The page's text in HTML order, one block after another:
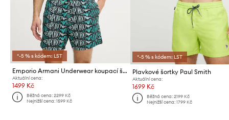
*-5 % s kódem: LST
Emporio Armani Underwear koupací šortky pánské
Aktuální cena:
1499 Kč
Běžná cena:2299 Kč
Nejnižší cena:1599 Kč
*-5 % s kódem: LST
Plavkové šortky Paul Smith
Aktuální cena:
1699 Kč
Běžná cena: 2199 Kč
Nejnižší cena: 1799 Kč